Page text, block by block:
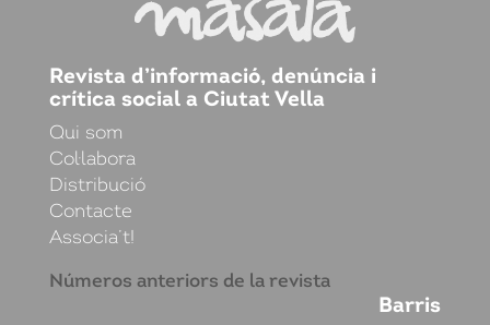
Revista d’informació, denúncia i
crítica social a Ciutat Vella
Qui som
Col·labora
Distribució
Contacte
Associa’t!
Números anteriors de la revista
Barris